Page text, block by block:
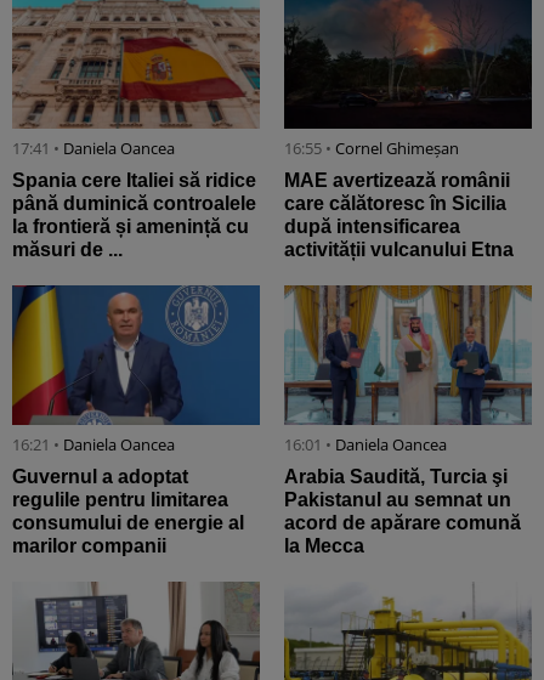
17:41 • Daniela Oancea
Spania cere Italiei să ridice
până duminică controalele
la frontieră și amenință cu
măsuri de ...
16:55 • Cornel Ghimeșan
MAE avertizează românii
care călătoresc în Sicilia
după intensificarea
activității vulcanului Etna
16:21 • Daniela Oancea
Guvernul a adoptat
regulile pentru limitarea
consumului de energie al
marilor companii
16:01 • Daniela Oancea
Arabia Saudită, Turcia şi
Pakistanul au semnat un
acord de apărare comună
la Mecca